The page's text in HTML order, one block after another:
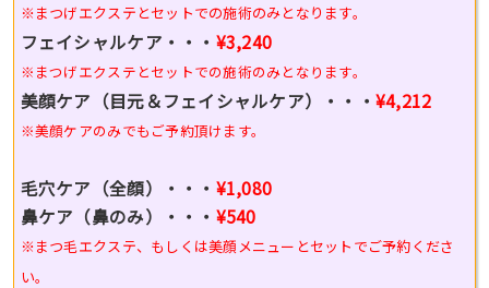
※まつげエクステとセットでの施術のみとなります。
フェイシャルケア・・・ ¥3,240
※まつげエクステとセットでの施術のみとなります。
美顔ケア（目元＆フェイシャルケア）・・・ ¥4,212
※美顔ケアのみでもご予約頂けます。
毛穴ケア（全顔）・・・ ¥1,080
鼻ケア（鼻のみ）・・・ ¥540
※ まつ毛エクステ、もしくは美顔メニューとセットでご予約くださ
い。